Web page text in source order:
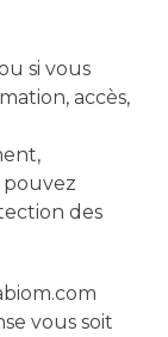
si vous
accès,
des
vous soit